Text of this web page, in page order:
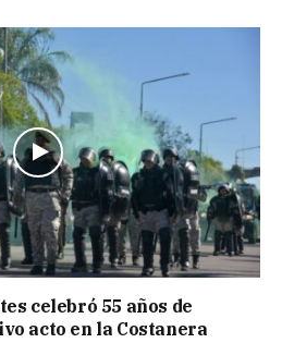
celebró 55 años de
acto en la Costanera